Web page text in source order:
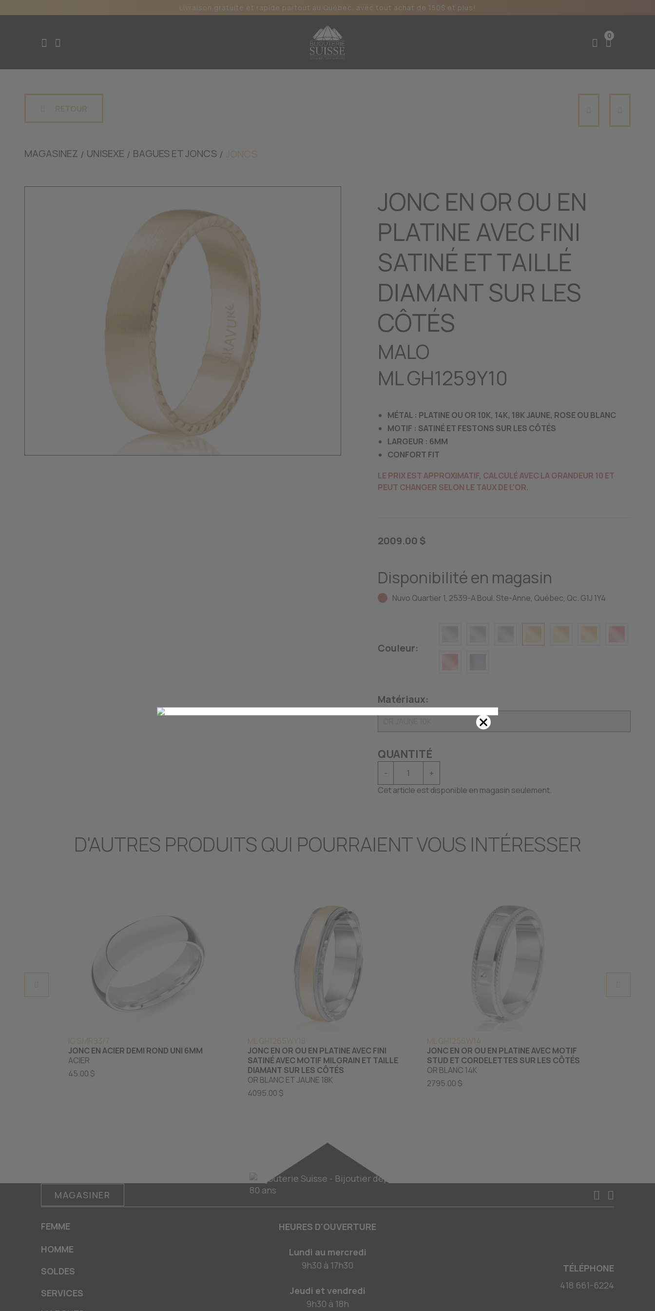
Livraison gratuite et rapide partout au Québec, avec tout achat de 150$ et plus!
0
RETOUR
MAGASINEZ UNISEXE BAGUES ET JONCS JONCS
JONC EN OR OU EN
PLATINE AVEC FINI
SATINÉ ET TAILLÉ
DIAMANT SUR LES
CÔTÉS
MALO
ML GH1259Y10
MÉTAL : PLATINE OU OR 10K, 14K, 18K JAUNE, ROSE OU BLANC
MOTIF : SATINÉ ET FESTONS SUR LES CÔTÉS
LARGEUR : 6MM
CONFORT FIT
LE PRIX EST APPROXIMATIF, CALCULÉ AVEC LA GRANDEUR 10 ET
PEUT CHANGER SELON LE TAUX DE L'OR.
2009.00 $
Disponibilité en magasin
Nuvo Quartier 1, 2539-A Boul. Ste-Anne, Québec, Qc. G1J 1Y4
Couleur:
Matériaux:
QUANTITÉ
-
+
Cet article est disponible en magasin seulement.
D'AUTRES PRODUITS QUI POURRAIENT VOUS INTÉRESSER
IG SMR93/7
JONC EN ACIER DEMI ROND UNI 6MM
ACIER
45.00 $
ML GH1265WY18
JONC EN OR OU EN PLATINE AVEC FINI
SATINÉ AVEC MOTIF MILGRAIN ET TAILLE
DIAMANT SUR LES CÔTÉS
OR BLANC ET JAUNE 18K
4095.00 $
ML GH1256W14
JONC EN OR OU EN PLATINE AVEC MOTIF
STUD ET CORDELETTES SUR LES CÔTÉS
OR BLANC 14K
2795.00 $
MAGASINER
FEMME
HOMME
SOLDES
SERVICES
HEURES D'OUVERTURE
Lundi au mercredi
9h30 à 17h30
Jeudi et vendredi
9h30 à 18h
TÉLÉPHONE
418 661-6224